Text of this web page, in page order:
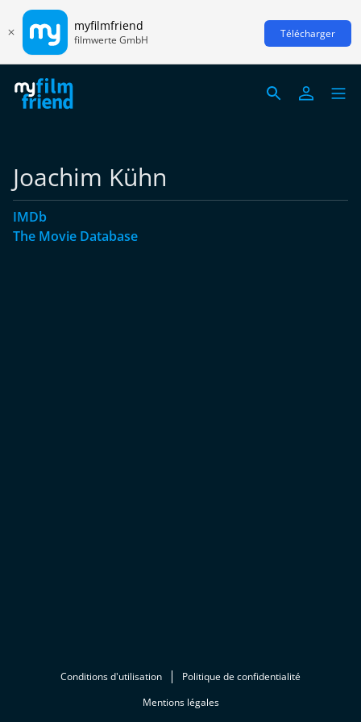
myfilmfriend
filmwerte GmbH Télécharger
Joachim Kühn
IMDb
The Movie Database
Conditions d'utilisation
Politique de confidentialité
Mentions légales